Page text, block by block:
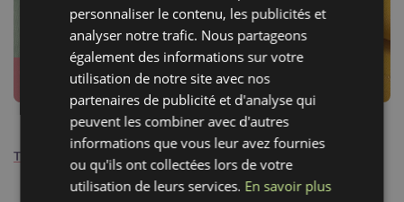
Très demandé
Le produit se vendra en 3
jours
8,50€ / m
Tissu imperméable mint
8,50€ / m
Tissu imperméable ochre
personnaliser le contenu, les publicités et
analyser notre trafic. Nous partageons
également des informations sur votre
utilisation de notre site avec nos
partenaires de publicité et d'analyse qui
peuvent les combiner avec d'autres
informations que vous leur avez fournies
ou qu'ils ont collectées lors de votre
utilisation de leurs services. En savoir plus